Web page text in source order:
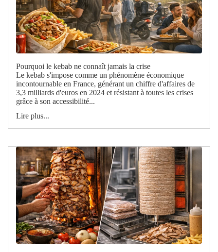
Pourquoi le kebab ne connaît jamais la crise
Le kebab s'impose comme un phénomène économique
incontournable en France, générant un chiffre d'affaires de
3,3 milliards d'euros en 2024 et résistant à toutes les crises
grâce à son accessibilité...
Lire plus...